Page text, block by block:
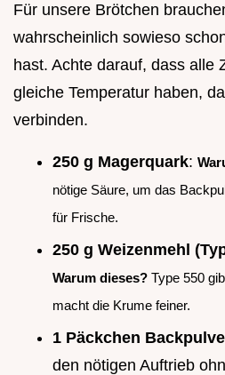
Für unsere Brötchen
wahrscheinlich sowieso
hast. Achte darauf, dass alle
gleiche Temperatur haben,
verbinden.
250 g Magerquark:
nötige Säure, um das
für Frische.
250 g Weizenmehl
Warum dieses? Type 550
macht die Krume feiner.
1 Päckchen
den nötigen Auftrieb